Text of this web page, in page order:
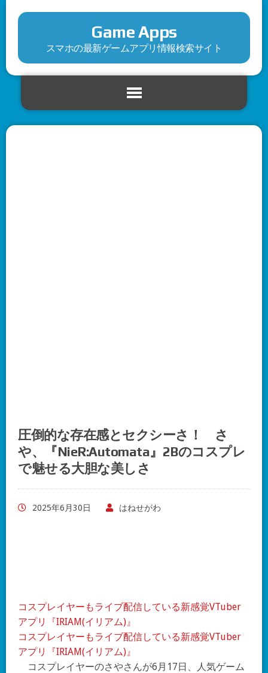
Game Apps
スマホの最新ゲームアプリ情報検索サイト
圧倒的な存在感とセクシーさ！ さ
や、『NieR:Automata』2Bのコスプレ
で魅せる大胆な美しさ
2025年6月30日 はねせがわ
コスプレイヤーもライブ配信している新感覚VTuber
アプリ『IRIAM(イリアム)』
コスプレイヤーもライブ配信している新感覚VTuber
アプリ『IRIAM(イリアム)』
コスプレイヤーのさやさんが6月17日、人気ゲーム